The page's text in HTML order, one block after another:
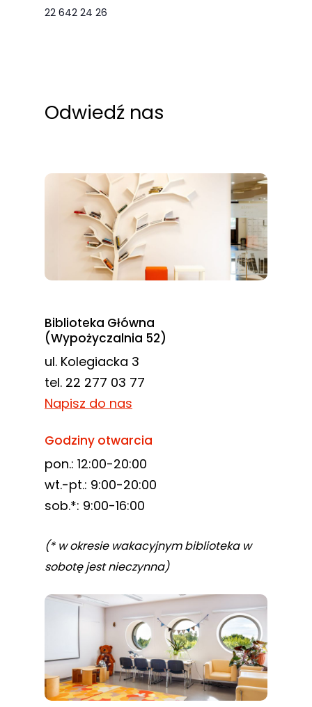
22 642 24 26
Odwiedź nas
Biblioteka Główna
(Wypożyczalnia 52)
ul. Kolegiacka 3
tel. 22 277 03 77
Napisz do nas
Godziny otwarcia
pon.: 12:00-20:00
wt.-pt.: 9:00-20:00
sob.*: 9:00-16:00
(* w okresie wakacyjnym biblioteka w
sobotę jest nieczynna)